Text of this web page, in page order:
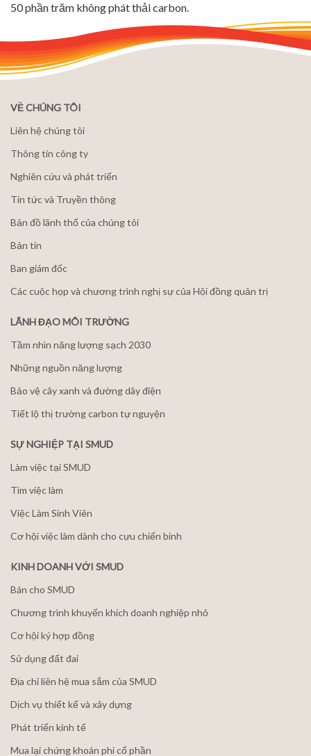
50 phần trăm không phát thải carbon.
VỀ CHÚNG TÔI
Liên hệ chúng tôi
Thông tin công ty
Nghiên cứu và phát triển
Tin tức và Truyền thông
Bản đồ lãnh thổ của chúng tôi
Bản tin
Ban giám đốc
Các cuộc họp và chương trình nghị sự của Hội đồng quản trị
LÃNH ĐẠO MÔI TRƯỜNG
Tầm nhìn năng lượng sạch 2030
Những nguồn năng lượng
Bảo vệ cây xanh và đường dây điện
Tiết lộ thị trường carbon tự nguyện
SỰ NGHIỆP TẠI SMUD
Làm việc tại SMUD
Tìm việc làm
Việc Làm Sinh Viên
Cơ hội việc làm dành cho cựu chiến binh
KINH DOANH VỚI SMUD
Bán cho SMUD
Chương trình khuyến khích doanh nghiệp nhỏ
Cơ hội ký hợp đồng
Sử dụng đất đai
Địa chỉ liên hệ mua sắm của SMUD
Dịch vụ thiết kế và xây dựng
Phát triển kinh tế
Mua lại chứng khoán phi cổ phần